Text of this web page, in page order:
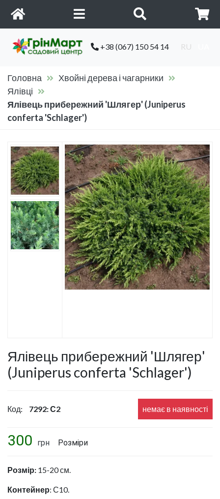
+38 (067) 150 54 14 RU
Головна
Хвойні дерева і чагарники
Ялівці
Ялівець прибережний 'Шлягер' (Juniperus
conferta 'Schlager')
Ялівець прибережний 'Шлягер'
(Juniperus conferta 'Schlager')
Код: 7292: С2 немає в наявності
300 грн Розміри
Розмір: 15-20 см.
Контейнер: С10.